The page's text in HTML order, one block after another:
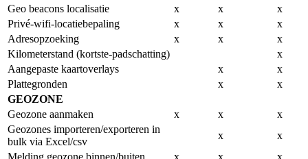
Geo beacons localisatie
x x
x
Privé-wifi-locatiebepaling
x x
x
Adresopzoeking
x x
x
Kilometerstand (kortste-padschatting)
x
Aangepaste kaartoverlays
x
x
Plattegronden
x
x
GEOZONE
Geozone aanmaken
x x
x
Geozones importeren/exporteren in
bulk via Excel/csv
x
x
Melding geozone binnen/buiten
x x
x